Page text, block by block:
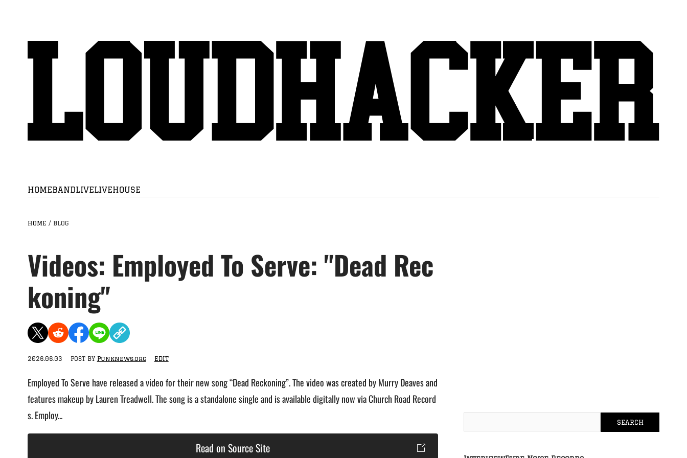
HOMEBANDLIVELIVEHOUSE
HOME / BLOG
Videos: Employed To Serve: "Dead Rec
koning"
2026.06.03 POST BY Punknews.org EDIT
Employed To Serve have released a video for their new song “Dead Reckoning”. The video was created by Murry Deaves and
features makeup by Lauren Treadwell. The song is a standalone single and is available digitally now via Church Road Record
s. Employ...
Read on Source Site